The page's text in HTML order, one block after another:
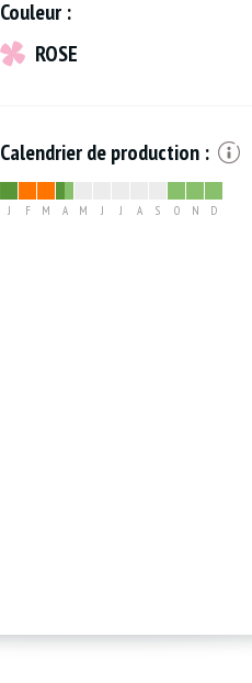
Couleur :
ROSE
Calendrier de production :
J F M A M J J A S O N D